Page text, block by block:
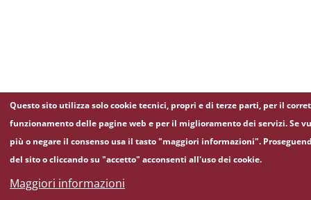
Questo sito utilizza solo cookie tecnici, propri e di terze parti, per il
funzionamento delle pagine web e per il miglioramento dei servizi. Se
più o negare il consenso usa il tasto "maggiori informazioni".
del sito o cliccando su "accetto" acconsenti all'uso dei cookie.
Maggiori informazioni